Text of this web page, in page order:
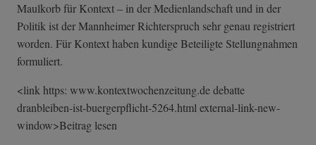
Maulkorb für Kontext – in der Medienlandschaft und in der
Politik ist der Mannheimer Richterspruch sehr genau registriert
worden. Für Kontext haben kundige Beteiligte Stellungnahmen
formuliert.
<link https: www.kontextwochenzeitung.de debatte
dranbleiben-ist­-buergerpflicht­-5264.html external-link-n­ew-
window>Beitr­ag lesen